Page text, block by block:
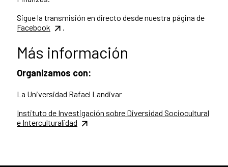
Sigue la transmisión en directo desde nuestra página de
Facebook
.
Más información
Organizamos con:
La Universidad Rafael Landivar
Instituto de Investigación sobre Diversidad Sociocultural
e Interculturalidad